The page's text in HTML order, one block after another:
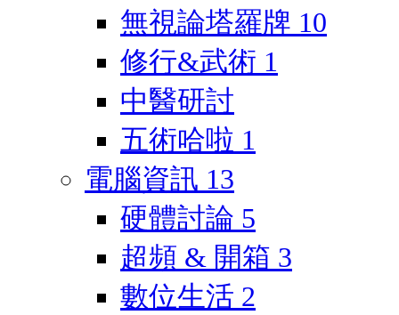
無視論塔羅牌 10
修行&武術 1
中醫研討
五術哈啦 1
電腦資訊 13
硬體討論 5
超頻 & 開箱 3
數位生活 2